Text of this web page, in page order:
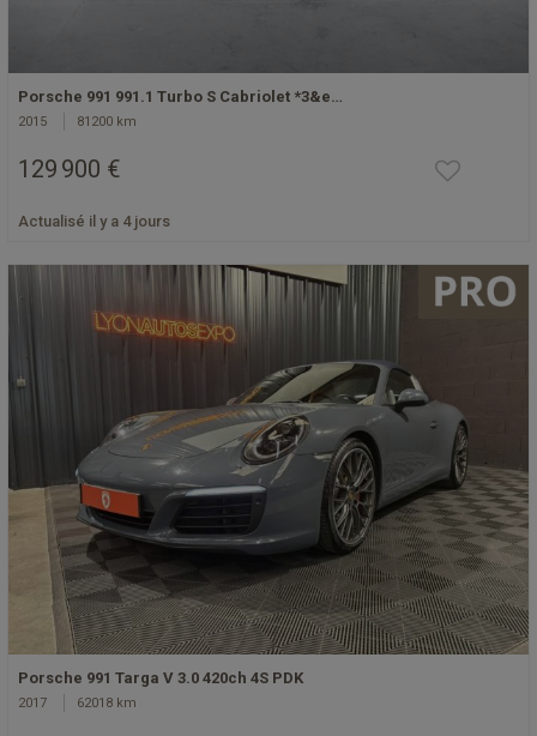
Porsche 991 991.1 Turbo S Cabriolet *3&e…
2015 81200 km
129 900 €
Actualisé il y a 4 jours
Porsche 991 Targa V 3.0 420ch 4S PDK
2017 62018 km